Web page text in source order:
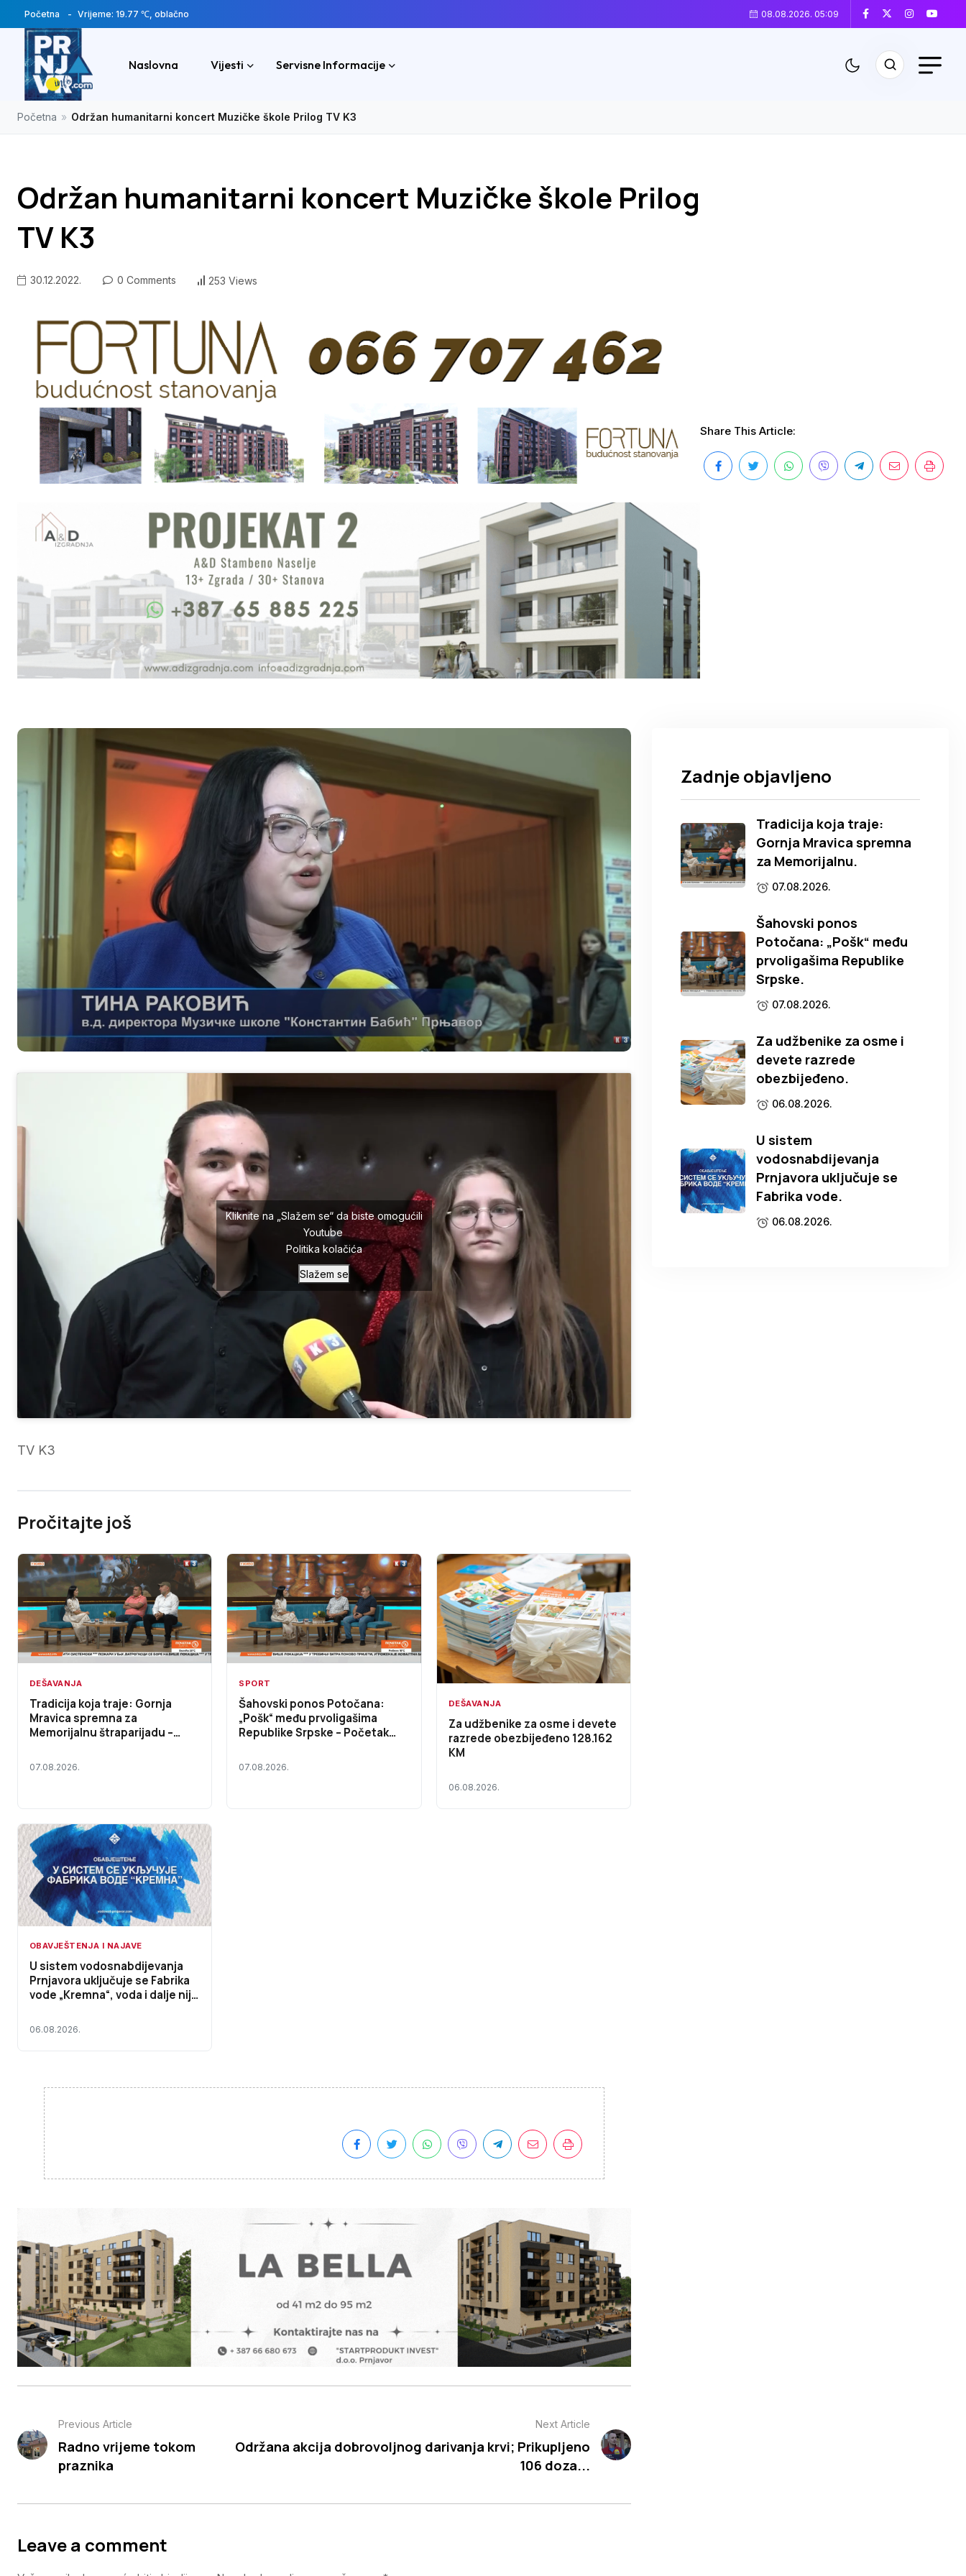
Početna Vrijeme: 19.77 ℃, oblačno 08.08.2026. 05:09
Naslovna Vijesti Servisne Informacije
Početna » Održan humanitarni koncert Muzičke škole Prilog TV K3
Održan humanitarni koncert Muzičke škole Prilog
TV K3
30.12.2022. 0 Comments 253 Views
Share This Article:
Kliknite na „Slažem se“ da biste omogućili
Youtube
Politika kolačića
Slažem se
TV K3
Pročitajte još
DEŠAVANJA
Tradicija koja traje: Gornja
Mravica spremna za
Memorijalnu štraparijadu –
07.08.2026.
SPORT
Šahovski ponos Potočana:
„Pošk“ među prvoligašima
Republike Srpske – Početak
07.08.2026.
DEŠAVANJA
Za udžbenike za osme i devete
razrede obezbijeđeno 128.162
KM
06.08.2026.
OBAVJEŠTENJA I NAJAVE
U sistem vodosnabdijevanja
Prnjavora uključuje se Fabrika
vode „Kremna“, voda i dalje nije
06.08.2026.
Previous Article
Radno vrijeme tokom
praznika
Next Article
Održana akcija dobrovoljnog darivanja krvi; Prikupljeno
106 doza...
Leave a comment
Zadnje objavljeno
Tradicija koja traje:
Gornja Mravica spremna
za Memorijalnu.
07.08.2026.
Šahovski ponos
Potočana: „Pošk“ među
prvoligašima Republike
Srpske.
07.08.2026.
Za udžbenike za osme i
devete razrede
obezbijeđeno.
06.08.2026.
U sistem
vodosnabdijevanja
Prnjavora uključuje se
Fabrika vode.
06.08.2026.